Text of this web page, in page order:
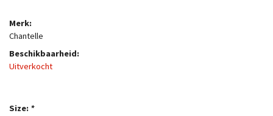
Merk:
Chantelle
Beschikbaarheid:
Uitverkocht
Size: *